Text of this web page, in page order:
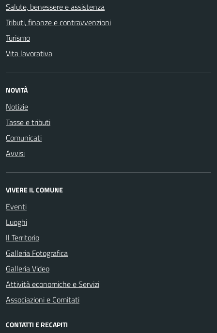
Salute, benessere e assistenza
Tributi, finanze e contravvenzioni
Turismo
Vita lavorativa
NOVITÀ
Notizie
Tasse e tributi
Comunicati
Avvisi
VIVERE IL COMUNE
Eventi
Luoghi
Il Territorio
Galleria Fotografica
Galleria Video
Attività economiche e Servizi
Associazioni e Comitati
CONTATTI E RECAPITI